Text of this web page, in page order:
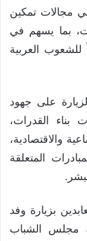
في مجالات تمكين
بما يسهم في
للشعوب العربية
على جهود
بناء القدرات،
والاقتصادية،
المتعلقة
بزيارة وفد
مجلس الشباب